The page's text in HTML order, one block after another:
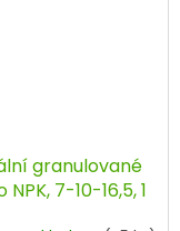
granulované
NPK, 7-10-16,5, 1